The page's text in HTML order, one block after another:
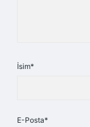
İsim*
E-Posta*